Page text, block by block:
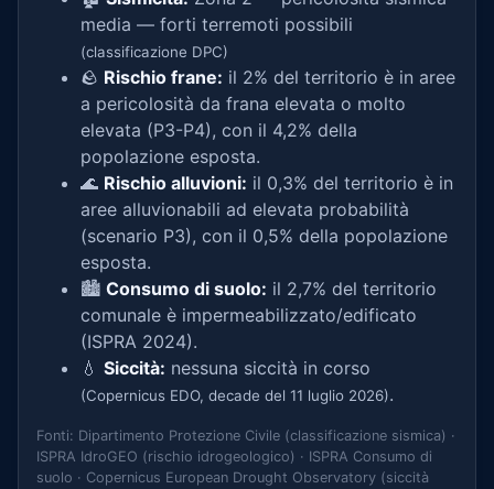
media — forti terremoti possibili
(classificazione DPC)
🪨 Rischio frane: il 2% del territorio è in aree
a pericolosità da frana elevata o molto
elevata (P3-P4), con il 4,2% della
popolazione esposta.
🌊 Rischio alluvioni: il 0,3% del territorio è in
aree alluvionabili ad elevata probabilità
(scenario P3), con il 0,5% della popolazione
esposta.
🏙️ Consumo di suolo: il 2,7% del territorio
comunale è impermeabilizzato/edificato
(ISPRA 2024).
💧 Siccità: nessuna siccità in corso
(Copernicus EDO, decade del 11 luglio 2026).
Fonti: Dipartimento Protezione Civile (classificazione sismica) ·
ISPRA IdroGEO (rischio idrogeologico) · ISPRA Consumo di
suolo · Copernicus European Drought Observatory (siccità